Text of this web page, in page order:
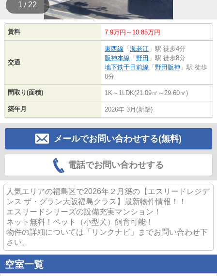
1 / 22
賃料 7.9万円～10.85万円
交通
東西線 「 海老江 」駅 徒歩4分
阪神本線 「 野田 」駅 徒歩8分
地下鉄千日前線 「 野田阪神 」駅 徒歩
8分
間取り(面積) 1K～1LDK(21.09㎡～29.60㎡)
築年月 2026年 3月(新築)
メールでお問い合わせする(無料)
電話でお問い合わせする
人気エリアの福島区で2026年２月築の【エスリードレジデ
ンス ザ・グラン大阪福島クラス】最新物件情報！！
エスリードシリーズの設備充実マンション！
ネット無料！ペット（小型犬）飼育可能！
物件の詳細については「リンクナビ」までお問い合わせ下
さい。
空室一覧